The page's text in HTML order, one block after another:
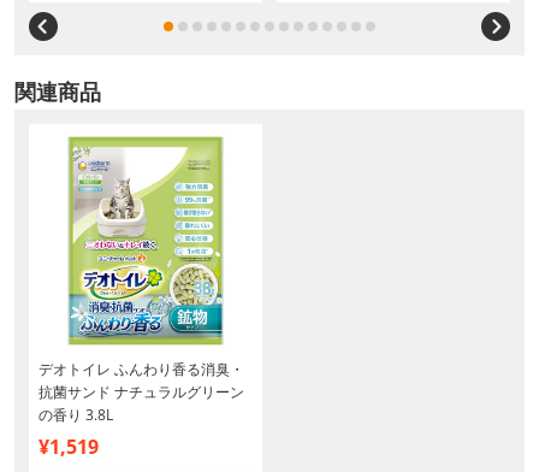
関連商品
デオトイレ ふんわり香る消臭・
抗菌サンド ナチュラルグリーン
の香り 3.8L
¥1,519